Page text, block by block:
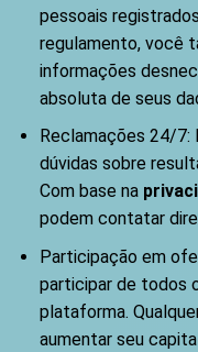
pessoais
regulamento, você
informações
absoluta de seus
Reclamações 24/7:
dúvidas sobre
Com base na
podem contatar
Participação em
participar de todos
plataforma.
aumentar seu